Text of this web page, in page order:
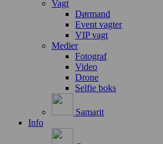
Vagt
Dørmand
Event vagter
VIP vagt
Medier
Fotograf
Video
Drone
Selfie boks
Samarit
Info